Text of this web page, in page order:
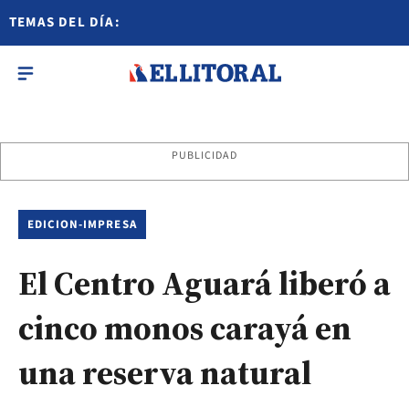
TEMAS DEL DÍA:
PUBLICIDAD
EDICION-IMPRESA
El Centro Aguará liberó a
cinco monos carayá en
una reserva natural